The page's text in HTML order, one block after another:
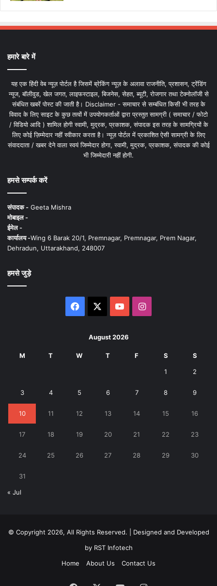
हमारे बारे में
यह एक हिंदी वेब न्यूज़ पोर्टल है जिसमें ब्रेकिंग न्यूज़ के अलावा राजनीति, प्रशासन, ट्रेंडिंग
न्यूज, बॉलीवुड, खेल जगत, लाइफस्टाइल, बिजनेस, सेहत, ब्यूटी, रोजगार तथा टेक्नोलॉजी से
संबंधित खबरें पोस्ट की जाती है। Disclaimer - समाचार से सम्बंधित किसी भी तरह के
विवाद के लिए साइट के कुछ तत्वों में उपयोगकर्ताओं द्वारा प्रस्तुत सामग्री ( समाचार / फोटो
/ विडियो आदि ) शामिल होगी स्वामी, मुद्रक, प्रकाशक, संपादक इस तरह के सामग्रियों के
लिए कोई ज़िम्मेदार नहीं स्वीकार करता है। न्यूज़ पोर्टल में प्रकाशित ऐसी सामग्री के लिए
संवाददाता / खबर देने वाला स्वयं जिम्मेदार होगा, स्वामी, मुद्रक, प्रकाशक, संपादक की कोई
भी जिम्मेदारी नहीं होगी.
हमसे सम्पर्क करें
संपादक - Geeta Mishra
मोबाइल -
ईमेल -
कार्यालय -Wing 6 Barak 20/1, Premnagar, Premnagar, Prem Nagar,
Dehradun, Uttarakhand, 248007
हमसे जुड़े
Facebook YouTubeInstagram
August 2026
M T W T F S S
1 2
3 4 5 6 7 8 9
10 11 12 13 14 15 16
17 18 19 20 21 22 23
24 25 26 27 28 29 30
31
« Jul
© Copyright 2026, All Rights Reserved. | Designed and Developed
byRST Infotech
Home
About Us Contact Us